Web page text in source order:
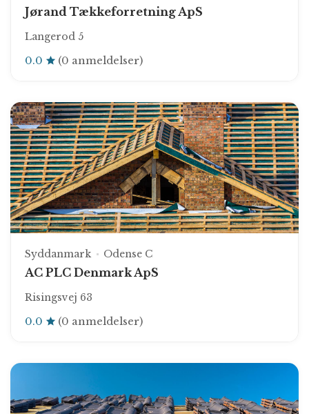
Jørand Tækkeforretning ApS
Langerod 5
0.0 (0 anmeldelser)
Syddanmark Odense C
AC PLC Denmark ApS
Risingsvej 63
0.0 (0 anmeldelser)